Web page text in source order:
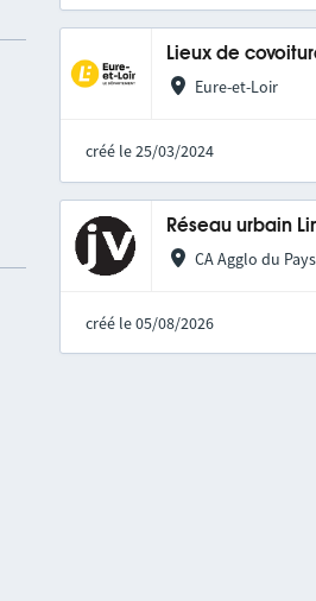
Lieux de
Eure-et-Loir
créé le 25/03/2024
Réseau urbain
CA Agglo du
créé le 05/08/2026